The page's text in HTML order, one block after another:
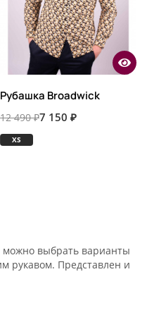
Рубашка Broadwick
12 490 ₽7 150 ₽
XS
можно выбрать варианты
рукавом. Представлен и